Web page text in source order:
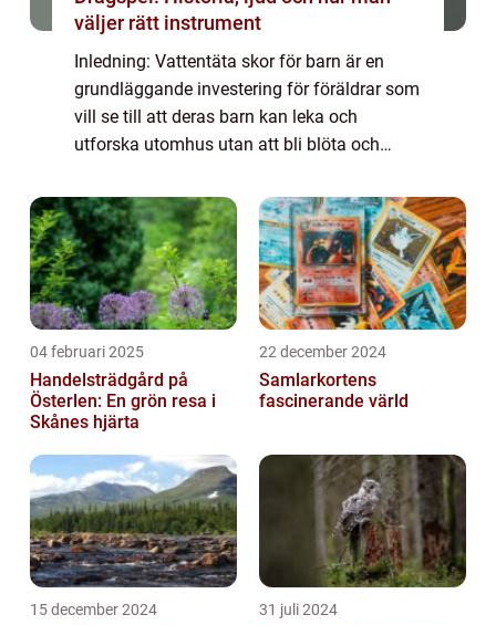
väljer rätt instrument
Inledning: Vattentäta skor för barn är en
grundläggande investering för föräldrar som
vill se till att deras barn kan leka och
utforska utomhus utan att bli blöta och
utformade för att skydda små fötter mot
regn, snö...
04 februari 2025
Handelsträdgård på
Österlen: En grön resa i
Skånes hjärta
22 december 2024
Samlarkortens
fascinerande värld
15 december 2024 31 juli 2024